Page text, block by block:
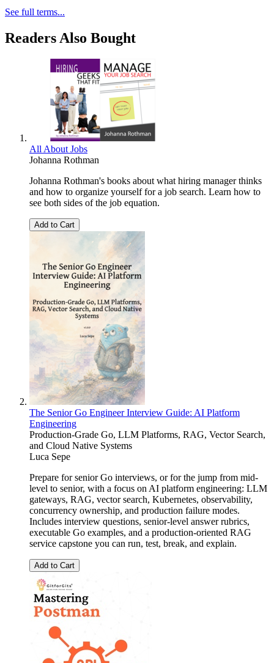
See full terms...
Readers Also Bought
All About Jobs
Johanna Rothman
Johanna Rothman's books about what hiring manager thinks
and how to organize yourself for a job search. Learn how to
see both sides of the job equation.
Add to Cart
The Senior Go Engineer Interview Guide: AI Platform
Engineering
Production-Grade Go, LLM Platforms, RAG, Vector Search,
and Cloud Native Systems
Luca Sepe
Prepare for senior Go interviews, or for the jump from mid-
level to senior, with a focus on AI platform engineering: LLM
gateways, RAG, vector search, Kubernetes, observability,
concurrency ownership, and production failure modes.
Includes interview questions, senior-level answer rubrics,
executable Go examples, and a production-oriented RAG
service capstone you can run, test, break, and explain.
Add to Cart